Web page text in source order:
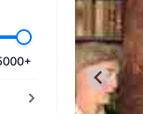
+